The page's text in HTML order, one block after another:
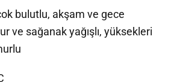
bulutlu, akşam ve gece
ve sağanak yağışlı, yüksekleri